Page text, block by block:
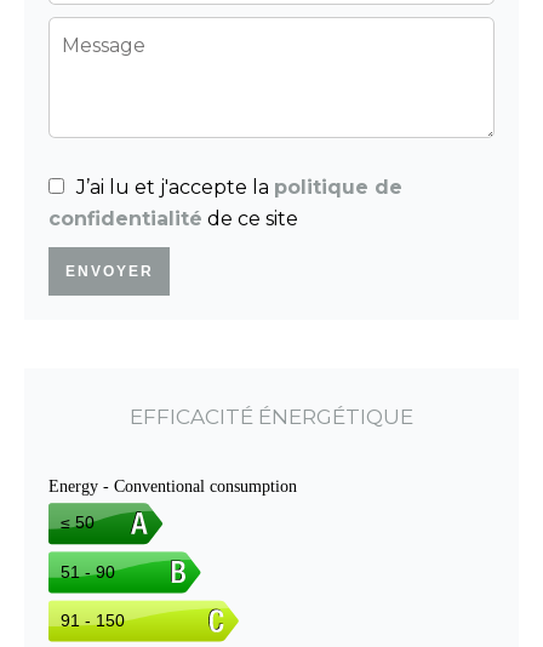
J’ai lu et j'accepte la politique de
confidentialité de ce site
ENVOYER
EFFICACITÉ ÉNERGÉTIQUE